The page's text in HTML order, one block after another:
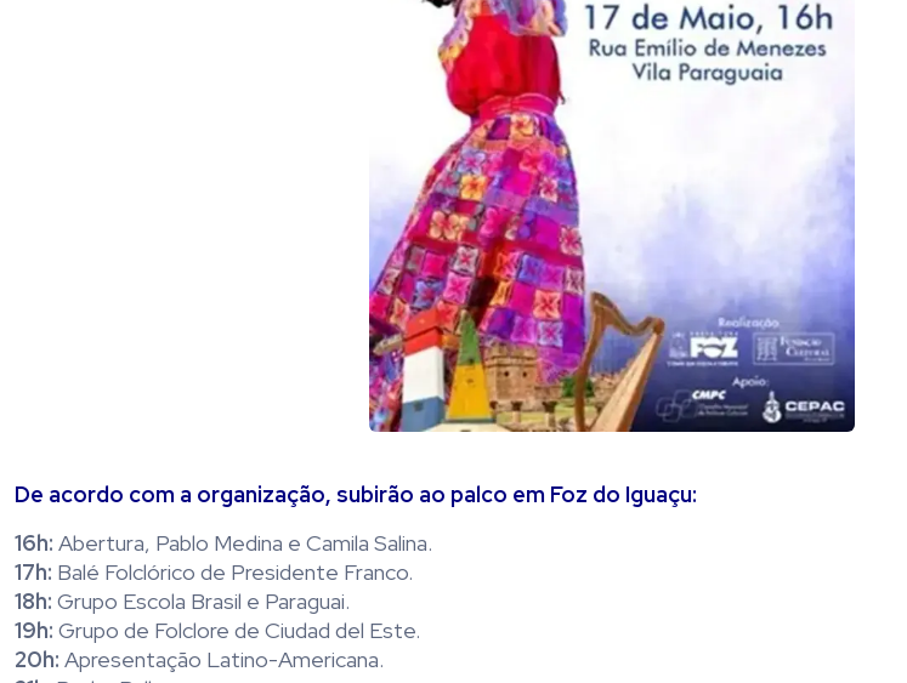
De acordo com a organização, subirão ao palco em Foz do Iguaçu:
16h: Abertura, Pablo Medina e Camila Salina.
17h: Balé Folclórico de Presidente Franco.
18h: Grupo Escola Brasil e Paraguai.
19h: Grupo de Folclore de Ciudad del Este.
20h: Apresentação Latino-Americana.